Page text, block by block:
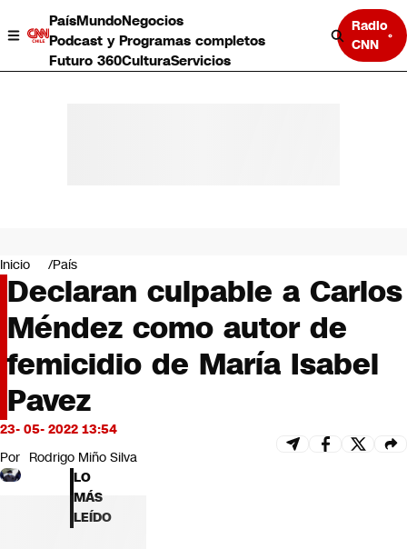
PaísMundoNegocios
Podcast y Programas completos
Futuro 360CulturaServicios
Radio
CNN
Negocios
Deportes
Programas completos
Cultura
Servicios
Bits
CNN tiempo
Futuro 360
Inicio País
Declaran culpable a Carlos
Méndez como autor de
femicidio de María Isabel
Pavez
23- 05- 2022 13:54
Por Rodrigo Miño Silva
LO
MÁS
LEÍDO